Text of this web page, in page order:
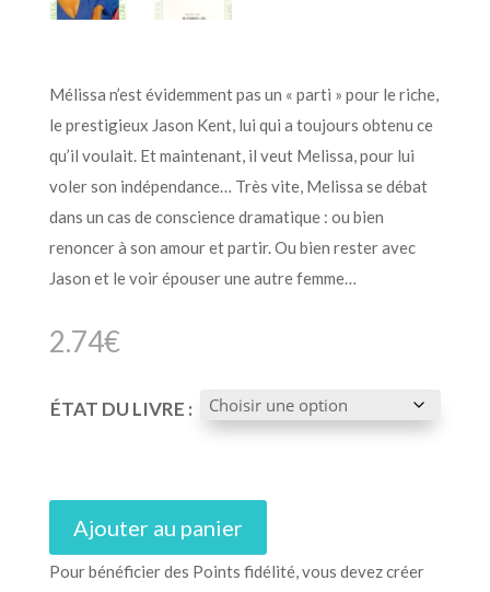
Mélissa n’est évidemment pas un « parti » pour le riche,
le prestigieux Jason Kent, lui qui a toujours obtenu ce
qu’il voulait. Et maintenant, il veut Melissa, pour lui
voler son indépendance… Très vite, Melissa se débat
dans un cas de conscience dramatique : ou bien
renoncer à son amour et partir. Ou bien rester avec
Jason et le voir épouser une autre femme…
2.74€
ÉTAT DU LIVRE :
Ajouter au panier
Pour bénéficier des Points fidélité, vous devez créer